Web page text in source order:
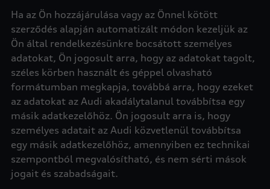
Ha az Ön hozzájárulása vagy az Önnel kötött
szerződés alapján automatizált módon kezeljük az
Ön által rendelkezésünkre bocsátott személyes
adatokat, Ön jogosult arra, hogy az adatokat tagolt,
széles körben használt és géppel olvasható
formátumban megkapja, továbbá arra, hogy ezeket
az adatokat az Audi akadálytalanul továbbítsa egy
másik adatkezelőhöz. Ön jogosult arra is, hogy
személyes adatait az Audi közvetlenül továbbítsa
egy másik adatkezelőhöz, amennyiben ez technikai
szempontból megvalósítható, és nem sérti mások
jogait és szabadságait.